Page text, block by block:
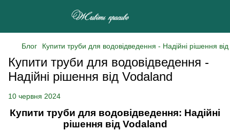
Блог Купити труби для водовідведення - Надійні рішення
Купити труби для водовідведення -
Надійні рішення від Vodaland
10 червня 2024
Купити труби для водовідведення: Надійні
рішення від Vodaland